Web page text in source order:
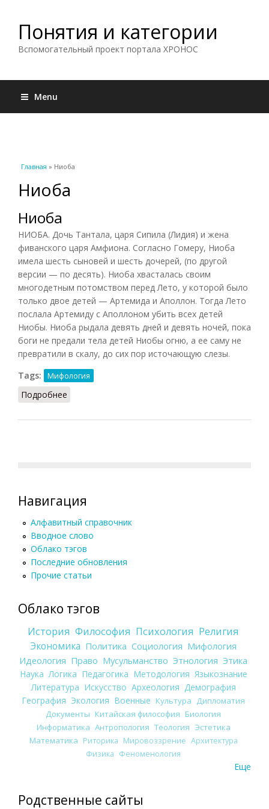
Понятия и категории
Вспомогательный проект портала ХРОНОС
Menu
Вы здесь
Главная » Ниоба
Ниоба
Ниоба
НИОБА. Дочь Тантала, царя Сипила (Лидия) и жена
фиванского царя Амфиона. Согласно Гомеру, Ниоба
имела шесть сыновей и шесть дочерей, (по другой
версии — по десять). Ниоба хвасталась своим
многодетным потомством перед Лето, у которой было
только двое детей — Артемида и Аполлон. Тогда Лето
послала Артемиду с Аполлоном убить всех детей
Ниобы. Ниоба рыдала девять дней и девять ночей, пока
боги не предали тела детей Ниобы огню, а ее саму не
превратили в скалу, до сих пор источающую слезы.
Tags:
Мифология
Подробнее
Навигация
Алфавитный справочник
Вводное слово
Облако тэгов
Последние обновления
Прочие статьи
Облако тэгов
История Философия Психология Религия
Экономика Политика Социология Мифология
Идеология Право Мусульманство Этнология Этика
Наука Логика Педагогика Методология Языкознание
Литература Искусство Археология Демография
География Экология Военные Культура
Дипломатия
Документы Китайская философия Биология
Информатика Антропология Теология Эстетика
Математика Риторика Мировоззрение Архитектура
Физика Феноменология
Еще
Родственные сайты